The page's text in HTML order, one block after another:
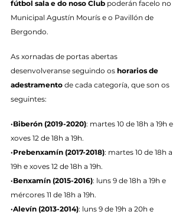
fútbol sala e do noso Club poderán facelo no
Municipal Agustín Mourís e o Pavillón de
Bergondo.
As xornadas de portas abertas
desenvolveranse seguindo os horarios de
adestramento de cada categoría, que son os
seguintes:
·Biberón (2019-2020): martes 10 de 18h a 19h e
xoves 12 de 18h a 19h.
·Prebenxamín (2017-2018): martes 10 de 18h a
19h e xoves 12 de 18h a 19h.
·Benxamín (2015-2016): luns 9 de 18h a 19h e
mércores 11 de 18h a 19h.
·Alevín (2013-2014): luns 9 de 19h a 20h e